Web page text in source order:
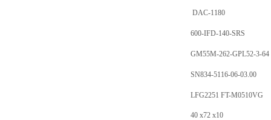
DAC-1180
600-IFD-140-SRS
GM55M-262-GPL52-3-64
SN834-5116-06-03.00
LFG2251 FT-M0510VG
40 x72 x10